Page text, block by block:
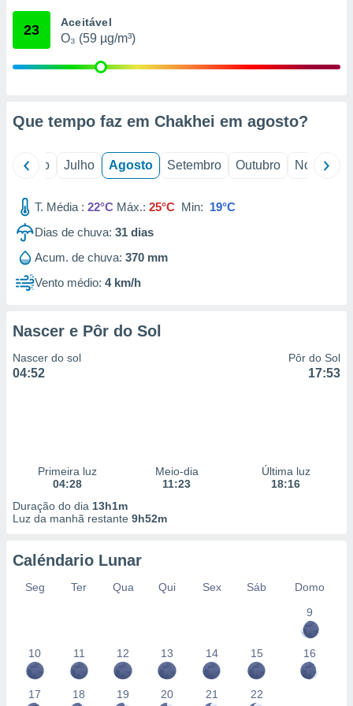
através
de
1199
23 Aceitável
O₃ (59 µg/m³)
Que tempo faz em Chakhei em agosto?
Junho Julho Agosto Setembro Outubro Novembro
T. Média : 22°C Máx.: 25°C Min: 19°C
Dias de chuva: 31 dias
Acum. de chuva: 370 mm
Vento médio: 4 km/h
Nascer e Pôr do Sol
Nascer do sol
04:52
Pôr do Sol
17:53
Primeira luz
04:28
Meio-dia
11:23
Última luz
18:16
Duração do dia 13h1m
Luz da manhã restante 9h52m
Caléndario Lunar
Seg Ter Qua Qui Sex Sáb
Domo
9
10 11 12 13 14 15 16
17 18 19 20 21 22